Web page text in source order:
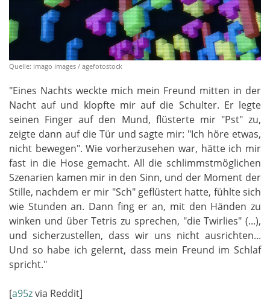
Quelle: imago images / agefotostock
"Eines Nachts weckte mich mein Freund mitten in der
Nacht auf und klopfte mir auf die Schulter. Er legte
seinen Finger auf den Mund, flüsterte mir "Pst" zu,
zeigte dann auf die Tür und sagte mir: "Ich höre etwas,
nicht bewegen". Wie vorherzusehen war, hätte ich mir
fast in die Hose gemacht. All die schlimmstmöglichen
Szenarien kamen mir in den Sinn, und der Moment der
Stille, nachdem er mir "Sch" geflüstert hatte, fühlte sich
wie Stunden an. Dann fing er an, mit den Händen zu
winken und über Tetris zu sprechen, "die Twirlies" (...),
und sicherzustellen, dass wir uns nicht ausrichten...
Und so habe ich gelernt, dass mein Freund im Schlaf
spricht."
[a95zvia Reddit]